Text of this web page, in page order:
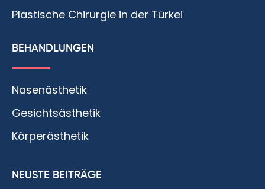
Plastische Chirurgie in der Türkei
BEHANDLUNGEN
Nasenästhetik
Gesichtsästhetik
Körperästhetik
NEUSTE BEITRÄGE